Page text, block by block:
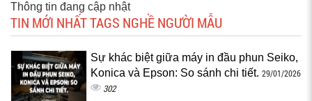
Thông tin đang cập nhật
TIN MỚI NHẤT TAGS NGHỀ NGƯỜI MẪU
Sự khác biệt giữa máy in đầu phun Seiko,
Konica và Epson: So sánh chi tiết. 29/01/2026
302